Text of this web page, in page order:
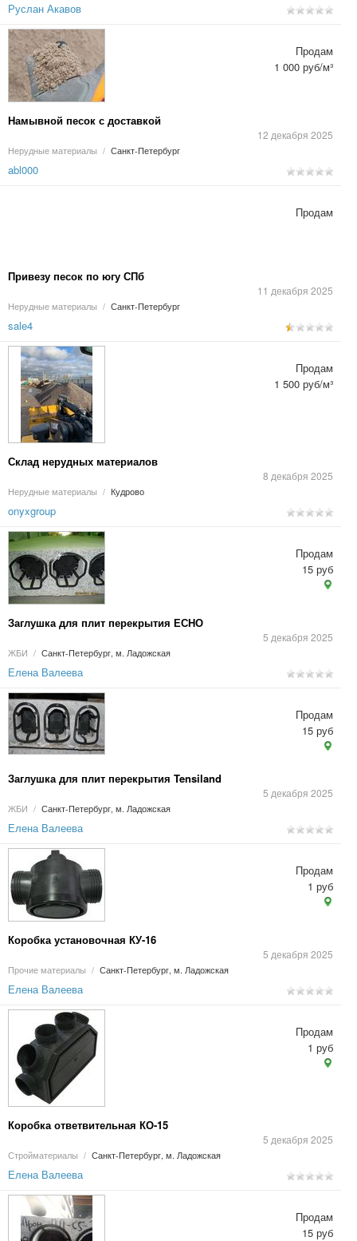
Руслан Акавов
Намывной песок с доставкой
12 декабря 2025
Нерудные материалы / Санкт-Петербург
Продам
1 000 руб/м³
abl000
Привезу песок по югу СПб
11 декабря 2025
Нерудные материалы / Санкт-Петербург
Продам
sale4
Склад нерудных материалов
8 декабря 2025
Нерудные материалы / Кудрово
Продам
1 500 руб/м³
onyxgroup
Заглушка для плит перекрытия ЕСНО
5 декабря 2025
ЖБИ / Санкт-Петербург, м. Ладожская
Продам
15 руб
Елена Валеева
Заглушка для плит перекрытия Tensiland
5 декабря 2025
ЖБИ / Санкт-Петербург, м. Ладожская
Продам
15 руб
Елена Валеева
Коробка установочная КУ-16
5 декабря 2025
Прочие материалы / Санкт-Петербург, м. Ладожская
Продам
1 руб
Елена Валеева
Коробка ответвительная КО-15
5 декабря 2025
Стройматериалы / Санкт-Петербург, м. Ладожская
Продам
1 руб
Елена Валеева
Продам
15 руб